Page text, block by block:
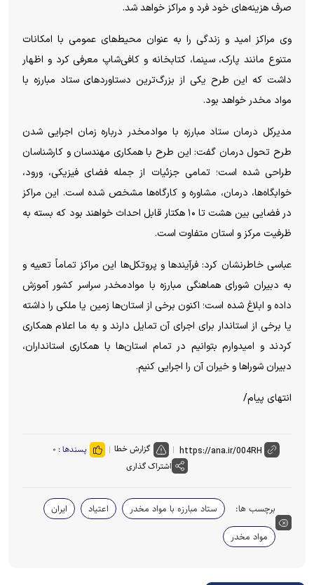
صرف هزینه‌های خود فرد و مراکز خواهد شد.
وی مراکز امید و زندگی را به عنوان محیط‌های عمومی با امکانات
متنوع مانند پارک، سینما، کتابخانه و کافی‌شاپ معرفی کرد و اظهار
داشت که این طرح یکی از بزرگ‌ترین دستاورد‌های ستاد مبارزه با
مواد مخدر خواهد بود.
مدیرکل درمان ستاد مبارزه با موادمخدر درباره زمان اجرایی شدن
طرح تحول درمان گفت: این طرح با همکاری مهندسان و کارشناسان
طراحی شده است؛ تمامی جزئیات از جمله فضای فیزیکی، ورود،
خوابگاه‌ها، درمان، مشاوره و کارگاه‌ها مشخص شده است. این مراکز
در فضایی بین هشت تا ۱۰ هکتار قابل احداث خواهند بود که بسته به
ظرفیت مرکز و استان متفاوت است.
عباسی خاطرنشان کرد: فرآیند‌ها و پروتکل‌ها این مراکز تماماً تعبیه و
به دبیران شورای هماهنگی مبارزه با موادمخدر سراسر کشور آموزش
داده و ابلاغ شده است؛ اکنون برخی از استان‌ها زمین یا ملکی را داشته
یا برخی از استاندار برای اجرای آن تمایل دارند و به ما اعلام همکاری
کردند و امیدوارم بتوانیم در تمام استان‌ها با همکاری استانداران،
دبیران شورا‌ها و خیران آن را اجرایی کنیم.
انتهای پیام/
گزارش خطا پسندها : ۰
اشتراک گذاری
برچسب ها: ستاد مبارزه با مواد مخدر اعتیاد
ایران
مواد مخدر